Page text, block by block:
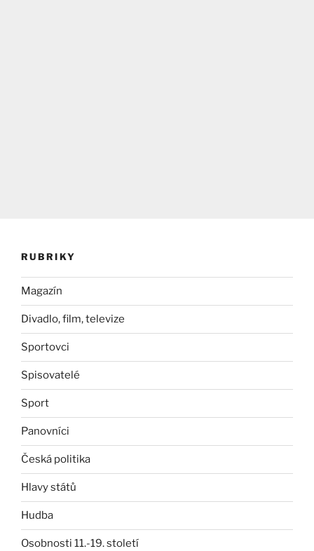
RUBRIKY
Magazín
Divadlo, film, televize
Sportovci
Spisovatelé
Sport
Panovníci
Česká politika
Hlavy států
Hudba
Osobnosti 11.-19. století